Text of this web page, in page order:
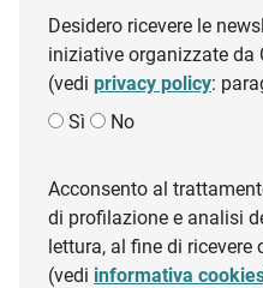
Desidero ricevere le
iniziative organizzate da
(vedi privacy policy:
Sì
No
Acconsento al
di profilazione e analisi
lettura, al fine di
(vedi informativa